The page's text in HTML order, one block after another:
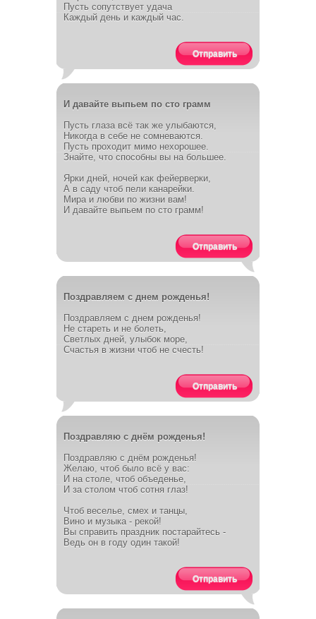
Пусть сопутствует удача
Каждый день и каждый час.
Отправить
И давайте выпьем по сто грамм
Пусть глаза всё так же улыбаются,
Никогда в себе не сомневаются.
Пусть проходит мимо нехорошее.
Знайте, что способны вы на большее.
Ярки дней, ночей как фейерверки,
А в саду чтоб пели канарейки.
Мира и любви по жизни вам!
И давайте выпьем по сто грамм!
Отправить
Поздравляем с днем рожденья!
Поздравляем с днем рожденья!
Не стареть и не болеть,
Светлых дней, улыбок море,
Счастья в жизни чтоб не счесть!
Отправить
Поздравляю с днём рожденья!
Поздравляю с днём рожденья!
Желаю, чтоб было всё у вас:
И на столе, чтоб объеденье,
И за столом чтоб сотня глаз!
Чтоб веселье, смех и танцы,
Вино и музыка - рекой!
Вы справить праздник постарайтесь -
Ведь он в году один такой!
Отправить